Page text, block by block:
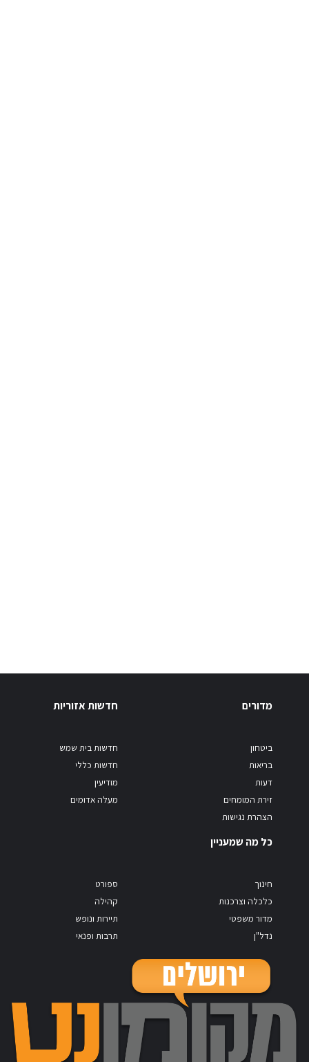
מדורים
ביטחון
בריאות
דעות
זירת המומחים
הצהרת נגישות
חדשות אזוריות
חדשות בית שמש
חדשות כללי
מודיעין
מעלה אדומים
כל מה שמעניין
חינוך
כלכלה וצרכנות
מדור משפטי
נדל"ן
ספורט
קהילה
תיירות ונופש
תרבות ופנאי